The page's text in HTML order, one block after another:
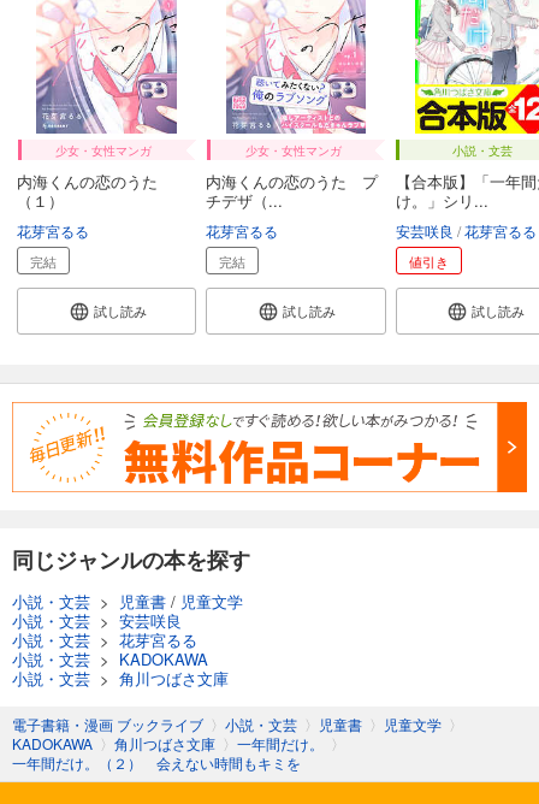
少女・女性マンガ
内海くんの恋のうた
（１）
花芽宮るる
完結
試し読み
少女・女性マンガ
内海くんの恋のうた プ
チデザ（...
花芽宮るる
完結
試し読み
小説・文芸
【合本版】「一年
け。」シリ...
安芸咲良 花芽宮るる
値引き
試し読み
同じジャンルの本を探す
小説・文芸 > 児童書 / 児童文学
小説・文芸 > 安芸咲良
小説・文芸 > 花芽宮るる
小説・文芸 > KADOKAWA
小説・文芸 > 角川つばさ文庫
電子書籍・漫画 ブックライブ 〉 小説・文芸 〉 児童書 〉 児童文学 〉
KADOKAWA 〉 角川つばさ文庫 〉 一年間だけ。
〉
一年間だけ。（２） 会えない時間もキミを